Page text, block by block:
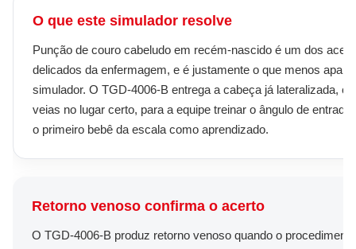
O que este simulador resolve
Punção de couro cabeludo em recém-nascido é um dos
delicados da enfermagem, e é justamente o que menos
simulador. O TGD-4006-B entrega a cabeça já lateralizada,
veias no lugar certo, para a equipe treinar o ângulo de
o primeiro bebê da escala como aprendizado.
Retorno venoso confirma o acerto
O TGD-4006-B produz retorno venoso quando o